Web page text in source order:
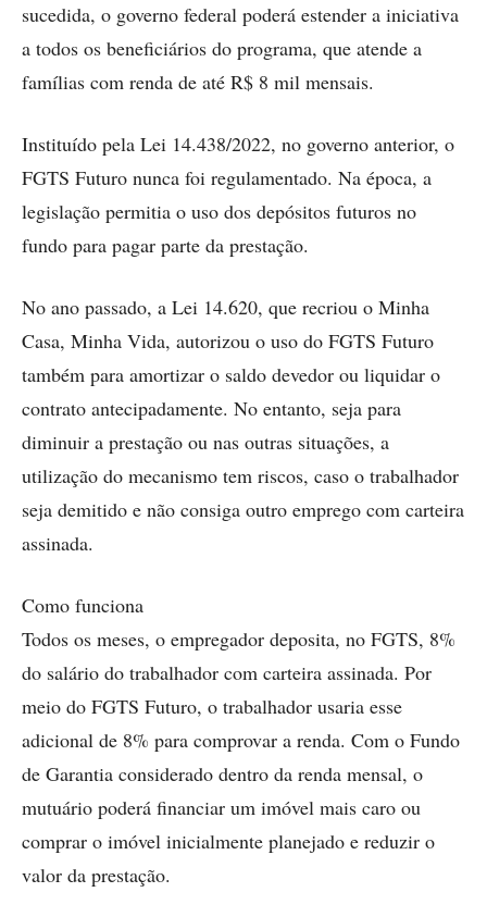
sucedida, o governo federal poderá estender a iniciativa
a todos os beneficiários do programa, que atende a
famílias com renda de até R$ 8 mil mensais.
Instituído pela Lei 14.438/2022, no governo anterior, o
FGTS Futuro nunca foi regulamentado. Na época, a
legislação permitia o uso dos depósitos futuros no
fundo para pagar parte da prestação.
No ano passado, a Lei 14.620, que recriou o Minha
Casa, Minha Vida, autorizou o uso do FGTS Futuro
também para amortizar o saldo devedor ou liquidar o
contrato antecipadamente. No entanto, seja para
diminuir a prestação ou nas outras situações, a
utilização do mecanismo tem riscos, caso o trabalhador
seja demitido e não consiga outro emprego com carteira
assinada.
Como funciona
Todos os meses, o empregador deposita, no FGTS, 8%
do salário do trabalhador com carteira assinada. Por
meio do FGTS Futuro, o trabalhador usaria esse
adicional de 8% para comprovar a renda. Com o Fundo
de Garantia considerado dentro da renda mensal, o
mutuário poderá financiar um imóvel mais caro ou
comprar o imóvel inicialmente planejado e reduzir o
valor da prestação.